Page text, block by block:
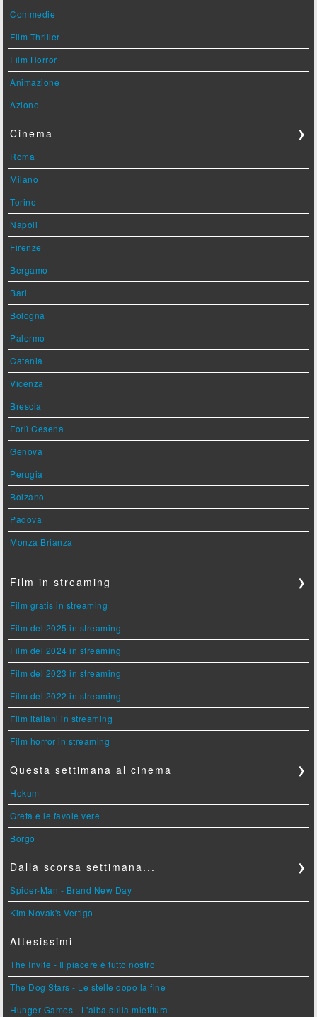
Commedie
Film Thriller
Film Horror
Animazione
Azione
Cinema ❯
Roma
Milano
Torino
Napoli
Firenze
Bergamo
Bari
Bologna
Palermo
Catania
Vicenza
Brescia
Forlì Cesena
Genova
Perugia
Bolzano
Padova
Monza Brianza
Film in streaming ❯
Film gratis in streaming
Film del 2025 in streaming
Film del 2024 in streaming
Film del 2023 in streaming
Film del 2022 in streaming
Film italiani in streaming
Film horror in streaming
Questa settimana al cinema ❯
Hokum
Greta e le favole vere
Borgo
Dalla scorsa settimana... ❯
Spider-Man - Brand New Day
Kim Novak's Vertigo
Attesissimi
The Invite - Il piacere è tutto nostro
The Dog Stars - Le stelle dopo la fine
Hunger Games - L'alba sulla mietitura